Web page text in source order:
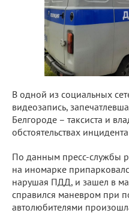
В одной из социальных
видеозапись,
Белгороде – таксиста и
обстоятельствах
По данным пресс-службы
на иномарке
нарушая ПДД, и зашел в
справился маневром при
автолюбителями